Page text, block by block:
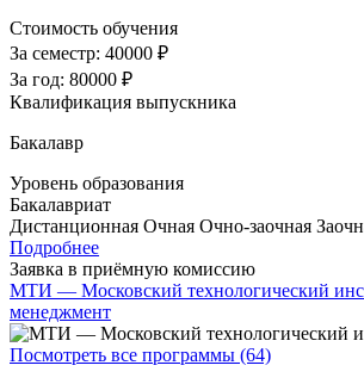
Стоимость обучения
За семестр: 40000 ₽
За год: 80000 ₽
Квалификация выпускника
Бакалавр
Уровень образования
Бакалавриат
Дистанционная Очная Очно-заочная
Подробнее
Заявка в приёмную комиссию
МТИ — Московский технологический
менеджмент
Посмотреть все программы (64)